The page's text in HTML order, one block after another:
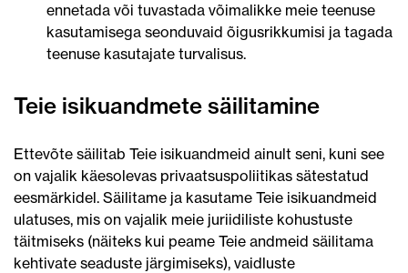
ennetada või tuvastada võimalikke meie teenuse
kasutamisega seonduvaid õigusrikkumisi ja tagada
teenuse kasutajate turvalisus.
Teie isikuandmete säilitamine
Ettevõte säilitab Teie isikuandmeid ainult seni, kuni see
on vajalik käesolevas privaatsuspoliitikas sätestatud
eesmärkidel. Säilitame ja kasutame Teie isikuandmeid
ulatuses, mis on vajalik meie juriidiliste kohustuste
täitmiseks (näiteks kui peame Teie andmeid säilitama
kehtivate seaduste järgimiseks), vaidluste